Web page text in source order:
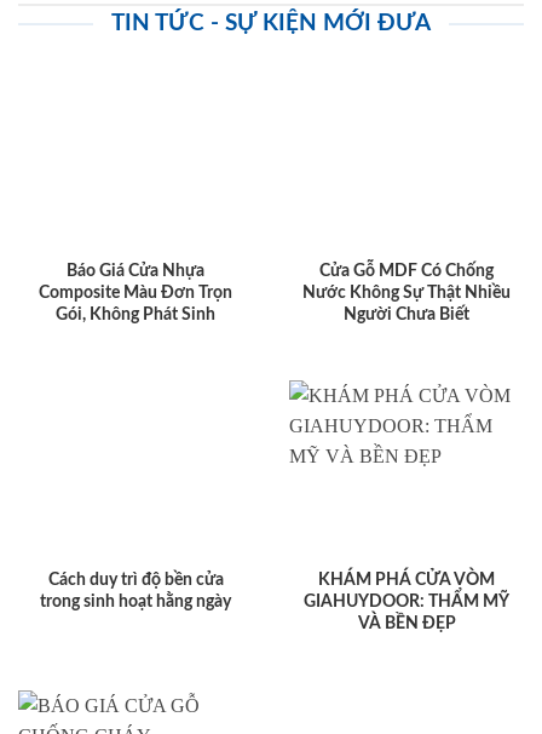
TIN TỨC - SỰ KIỆN MỚI ĐƯA
Báo Giá Cửa Nhựa
Composite Màu Đơn Trọn
Gói, Không Phát Sinh
Cửa Gỗ MDF Có Chống
Nước Không Sự Thật Nhiều
Người Chưa Biết
Cách duy trì độ bền cửa
trong sinh hoạt hằng ngày
KHÁM PHÁ CỬA VÒM
GIAHUYDOOR: THẨM MỸ
VÀ BỀN ĐẸP